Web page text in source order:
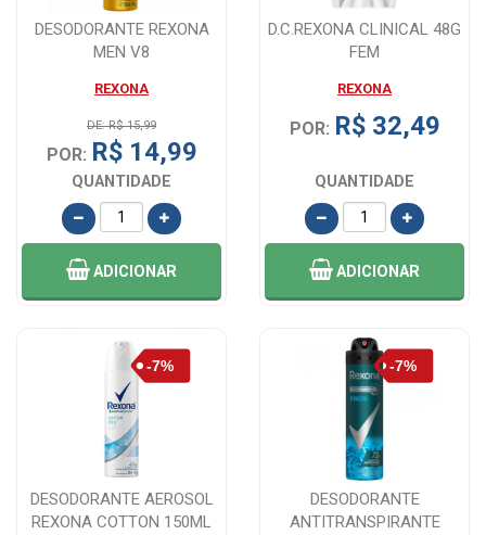
DESODORANTE REXONA
MEN V8
AEROSOL 150M...
REXONA
DE: R$ 15,99
POR: R$ 14,99
QUANTIDADE
ADICIONAR
D.C.REXONA CLINICAL 48G
FEM
REXONA
POR: R$ 32,49
QUANTIDADE
ADICIONAR
DESODORANTE AEROSOL
REXONA COTTON 150ML
DESODORANTE
ANTITRANSPIRANTE